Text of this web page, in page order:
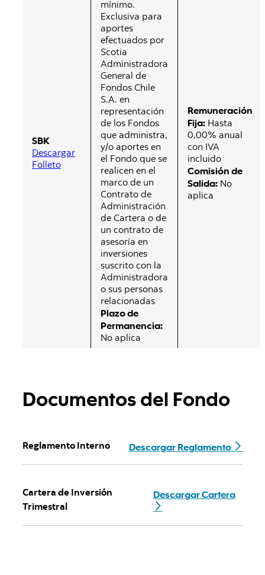
SBK
Descargar
Folleto
mínimo.
Exclusiva para
aportes
efectuados por
Scotia
Administradora
General de
Fondos Chile
S.A. en
representación
de los Fondos
que administra,
y/o aportes en
el Fondo que se
realicen en el
marco de un
Contrato de
Administración
de Cartera o de
un contrato de
asesoría en
inversiones
suscrito con la
Administradora
o sus personas
relacionadas
Plazo de
Permanencia:
No aplica
Remuneración
Fija: Hasta
0,00% anual
con IVA
incluido
Comisión de
Salida: No
aplica
Documentos del Fondo
Reglamento Interno Descargar Reglamento
Cartera de Inversión
Trimestral
Descargar Cartera